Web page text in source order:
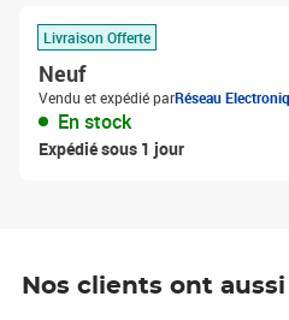
Livraison Offerte
Neuf
Vendu et expédié parRéseau
En stock
Expédié sous 1 jour
Nos clients ont